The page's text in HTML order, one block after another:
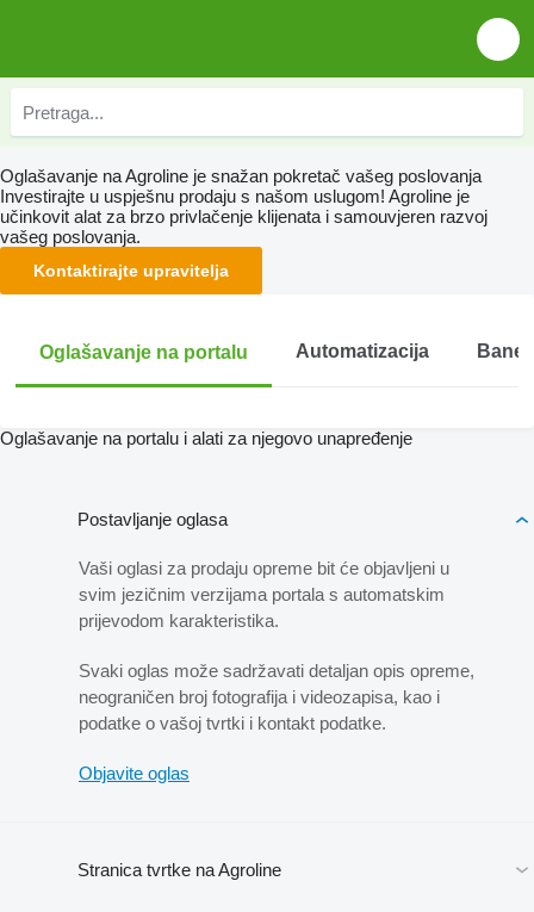
Oglašavanje na Agroline je snažan pokretač vašeg poslovanja
Investirajte u uspješnu prodaju s našom uslugom! Agroline je
učinkovit alat za brzo privlačenje klijenata i samouvjeren razvoj
vašeg poslovanja.
Kontaktirajte upravitelja
Oglašavanje na portalu Automatizacija
Oglašavanje na portalu i alati za njegovo unapređenje
Postavljanje oglasa
Vaši oglasi za prodaju opreme bit će objavljeni u
svim jezičnim verzijama portala s automatskim
prijevodom karakteristika.
Svaki oglas može sadržavati detaljan opis opreme,
neograničen broj fotografija i videozapisa, kao i
podatke o vašoj tvrtki i kontakt podatke.
Objavite oglas
Stranica tvrtke na Agroline